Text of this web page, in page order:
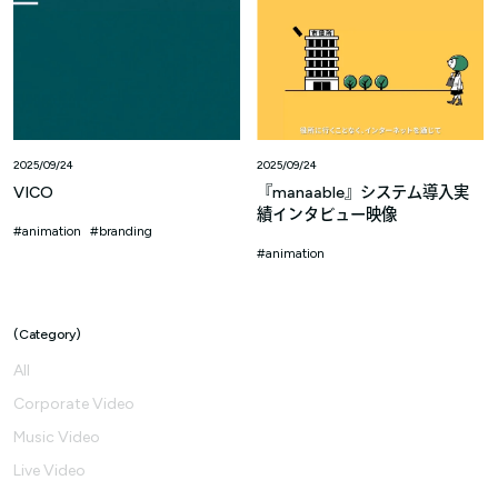
2025/09/24
VICO
animation branding
2025/09/24
『manaable』システム導入実
績インタビュー映像
animation
Category
All
Corporate Video
Music Video
Live Video